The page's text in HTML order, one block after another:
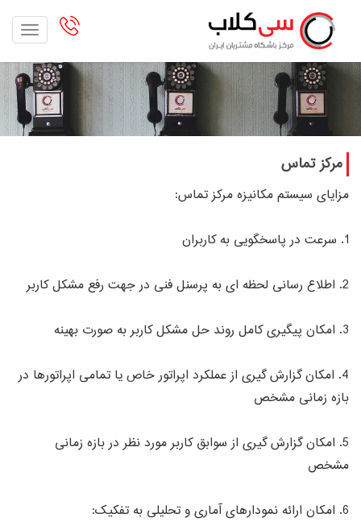
مرکز تماس
مزایای سیستم مکانیزه مرکز تماس:
1. سرعت در پاسخگویی به کاربران
2. اطلاع رسانی لحظه ای به پرسنل فنی در جهت رفع مشکل کاربر
3. امکان پیگیری کامل روند حل مشکل کاربر به صورت بهینه
4. امکان گزارش گیری از عملکرد اپراتور خاص یا تمامی اپراتورها در
بازه زمانی مشخص
5. امکان گزارش گیری از سوابق کاربر مورد نظر در بازه زمانی
مشخص
6. امکان ارائه نمودارهای آماری و تحلیلی به تفکیک: